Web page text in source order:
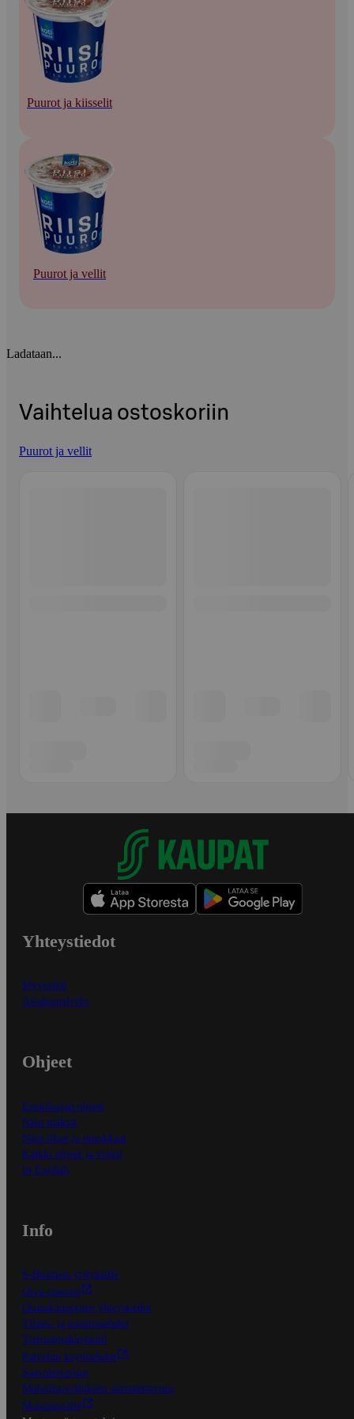
Puurot ja kiisselit
Puurot ja vellit
Ladataan...
Vaihtelua ostoskoriin
Puurot ja vellit
Yhteystiedot
Myymälät
Asiakaspalvelu
Ohjeet
Ensitilaajan ohjeet
Näin maksat
Näin tilaat ja muokkaat
Kaikki ohjeet ja vinkit
In English
Info
S-Business yrityksille
Oiva-raportit
Osuuskauppojen yhteystiedot
Tilaus- ja toimitusehdot
Tietosuojakäytäntö
Palvelun käyttöehdot
Saavutettavuus
Mobiilisovelluksen saavutettavuus
Mainostajalle